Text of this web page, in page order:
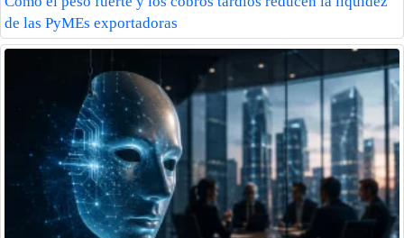
de las PyMEs exportadoras